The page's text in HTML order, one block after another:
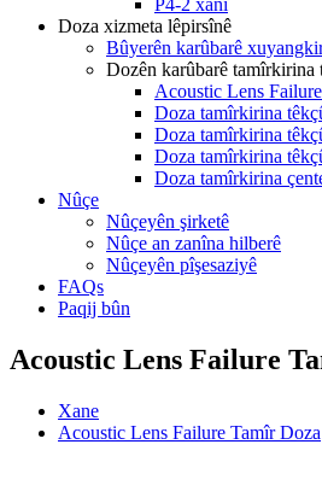
P4-2 xanî
Doza xizmeta lêpirsînê
Bûyerên karûbarê
Dozên karûbarê tamîrkirina
Acoustic Lens
Doza tamîrkirina
Doza tamîrkirina
Doza tamîrkirina
Doza tamîrkirina
Nûçe
Nûçeyên şirketê
Nûçe an zanîna hilberê
Nûçeyên pîşesaziyê
FAQs
Paqij bûn
Acoustic Lens Failure
Xane
Acoustic Lens Failure Tamîr Doza